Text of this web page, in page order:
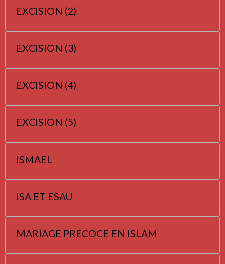
EXCISION (2)
EXCISION (3)
EXCISION (4)
EXCISION (5)
ISMAEL
ISA ET ESAU
MARIAGE PRECOCE EN ISLAM